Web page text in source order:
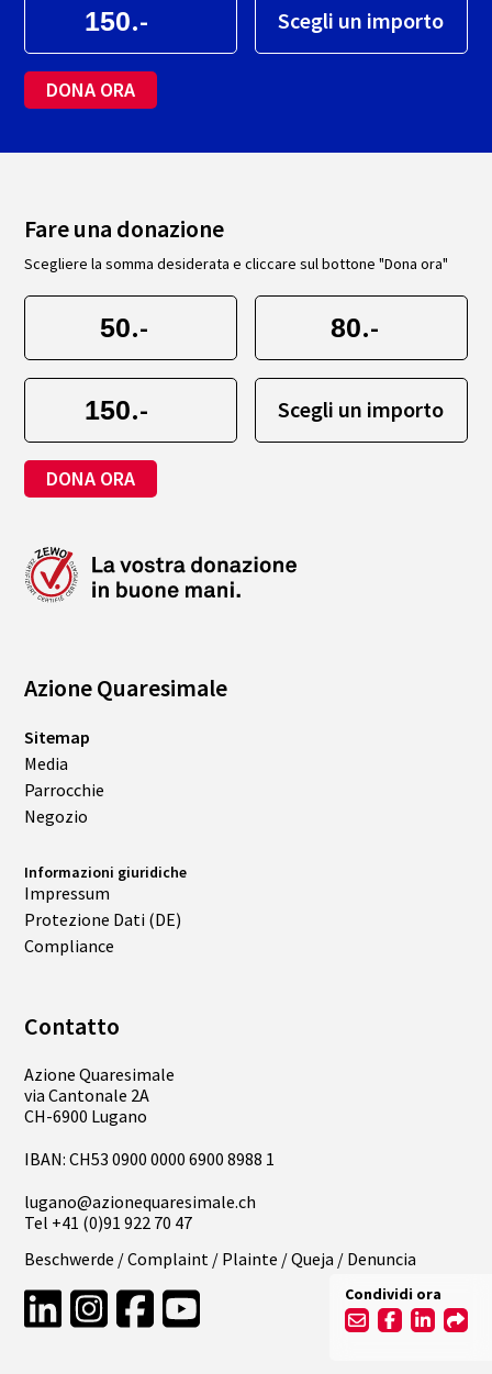
Condividi ora
.- Scegli un importo
DONA ORA
Azione Quaresimale
Sitemap
Media
Parrocchie
Negozio
Informazioni giuridiche
Impressum
Protezione Dati (DE)
Compliance
Fare una donazione
Scegliere la somma desiderata e cliccare sul bottone "Dona ora"
.- .-
.- Scegli un importo
DONA ORA
Contatto
Azione Quaresimale
via Cantonale 2A
CH-6900 Lugano
IBAN: CH53 0900 0000 6900 8988 1
lugano@azionequaresimale.ch
Tel +41 (0)91 922 70 47
Beschwerde / Complaint / Plainte / Queja / Denuncia